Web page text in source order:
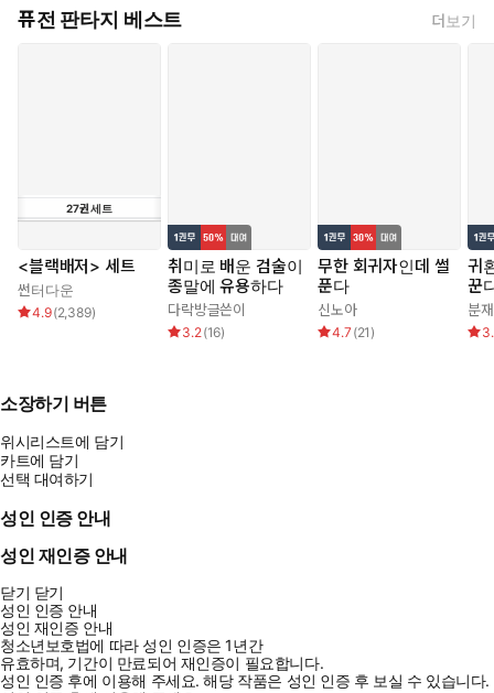
퓨전 판타지 베스트 더보기
27권세트
<블랙배저> 세트
썬터다운
4.9(2,389)
취미로 배운 검술이
종말에 유용하다
다락방글쓴이
3.2(16)
무한 회귀자인데 썰
푼다
신노아
4.7 (21 )
귀
꾼
분
소장하기 버튼
위시리스트에 담기
카트에 담기
선택 대여하기
성인 인증 안내
성인 재인증 안내
닫기 닫기
성인 인증 안내
성인 재인증 안내
청소년보호법에 따라 성인 인증은 1년간
유효하며, 기간이 만료되어 재인증이 필요합니다.
성인 인증 후에 이용해 주세요.해당 작품은 성인 인증 후 보실 수 있습니다.